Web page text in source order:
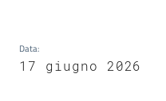
o
Data:
17 giugno 2026